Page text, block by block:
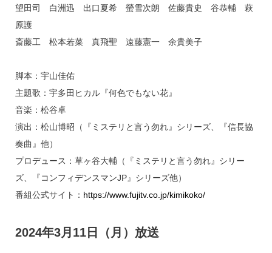
望田司 白洲迅 出口夏希 螢雪次朗 佐藤貴史 谷恭輔 萩
原護
斎藤工 松本若菜 真飛聖 遠藤憲一 余貴美子
脚本：宇山佳佑
主題歌：宇多田ヒカル『何色でもない花』
音楽：松谷卓
演出：松山博昭（『ミステリと言う勿れ』シリーズ、『信長協
奏曲』他）
プロデュース：草ヶ谷大輔（『ミステリと言う勿れ』シリー
ズ、『コンフィデンスマンJP』シリーズ他）
番組公式サイト： https://www.fujitv.co.jp/kimikoko/
2024年3月11日（月）放送